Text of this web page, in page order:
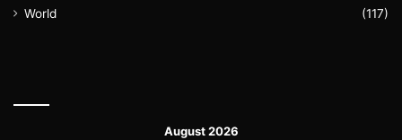
World
(117)
August 2026